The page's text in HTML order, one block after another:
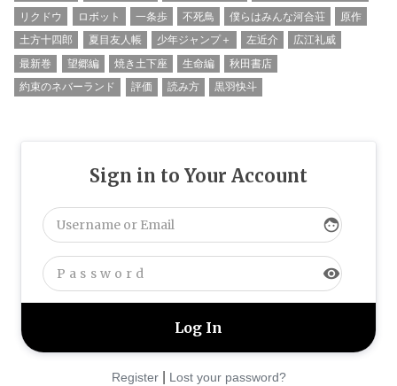
リクドウ
ロボット 一条歩 不死鳥 僕らはみんな河合荘
原作
土方十四郎
夏目友人帳 少年ジャンプ＋ 左近介
広江礼威
最新巻
望郷編 焼き土下座 生命編
秋田書店
約束のネバーランド
評価 読み方 黒羽快斗
Sign in to Your Account
face
visibility
Register| Lost your password?